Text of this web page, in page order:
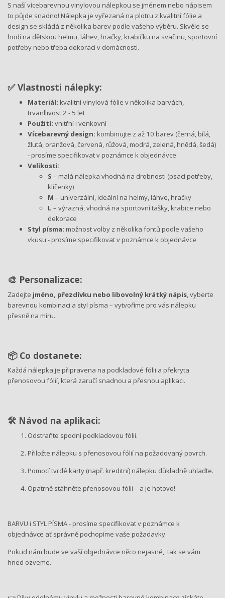
S naší vícebarevnou vinylovou nálepkou se jménem nebo nápisem
to půjde snadno! Nálepka je vyřezaná na plotru z kvalitní fólie a
design se skládá z několika barev podle vašeho výběru. Skvěle se
hodí na dětskou helmu, láhev, hračky, krabičku na svačinu, sportovní
potřeby nebo třeba dekoraci v domácnosti.
✅ Vlastnosti nálepky:
Materiál: kvalitní vinylová fólie v několika barvách,
trvanllivost 2 - 5 let
Použití: vnitřní i venkovní
Vícebarevný design: kombinujte z až 10 barev (černá, bílá,
žlutá, oranžová, červená, růžová, modrá, zelená, hnědá, šedá)
- prosíme specifikovat v poznámce k objednávce
Velikosti:
S – malá nálepka vhodná na drobnosti (psací potřeby,
klíčenky)
M – univerzální, ideální na helmy, láhve, hračky
L – výrazná, vhodná na sportovní tašky, krabice nebo
dekorace
Styl písma: možnost volby z několika fontů podle vašeho
vkusu - prosíme specifikovat v poznámce k objednávce
🎨 Personalizace:
Zadejte jméno, přezdívku nebo libovolný krátký nápis , vyberte
barevnou kombinaci a styl písma – vytvoříme pro vás nálepku
přesně na míru.
📦 Co dostanete:
Každá nálepka je připravena na podkladové fólii a překryta
přenosovou fólií, která zaručí snadnou a přesnou aplikaci.
🛠️ Návod na aplikaci:
Odstraňte spodní podkladovou fólii.
Přiložte nálepku s přenosovou fólií na požadovaný povrch.
Pomocí tvrdé karty (např. kreditní) nálepku důkladně uhlaďte.
Opatrně stáhněte přenosovou fólii – a je hotovo!
BARVU i STYL PÍSMA - prosíme specifikovat v poznámce k
objednávce ať správně pochopíme vaše požadavky.
Pokud nám bude ve vaší objednávce něco nejasné, tak se vám
hned ozveme.